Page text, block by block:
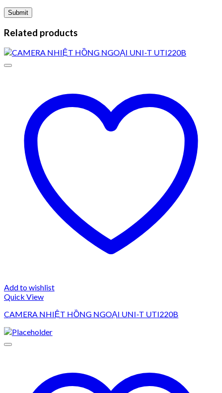
Related products
Add to wishlist
Quick View
CAMERA NHIỆT HỒNG NGOẠI UNI-T UTI220B